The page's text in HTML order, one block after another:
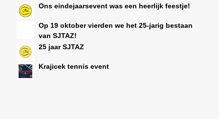
Ons eindejaarsevent was een heerlijk feestje!
Op 19 oktober vierden we het 25-jarig bestaan
van SJTAZ!
25 jaar SJTAZ
Krajicek tennis event